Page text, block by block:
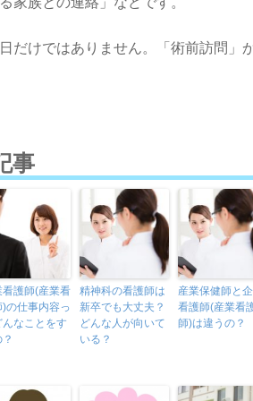
だけではありません。「術前訪問」
事
看護師(産業看
)の仕事内容っ
んなことをす
精神科の看護師は
新卒でも大丈夫？
どんな人が向いて
いる？
産業保健師と
看護師(産業看
師)は違うの？